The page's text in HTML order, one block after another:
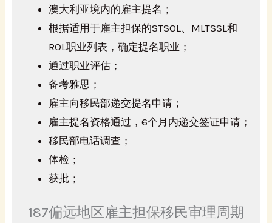
澳大利亚境内的雇主提名；
根据适用于雇主担保的STSOL、MLTSSL和
ROL职业列表，确定提名职业；
通过职业评估；
备考雅思；
雇主向移民部递交提名申请；
雇主提名资格通过，6个月内递交签证申请；
移民部电话调查；
体检；
获批；
187偏远地区雇主担保移民审理周期